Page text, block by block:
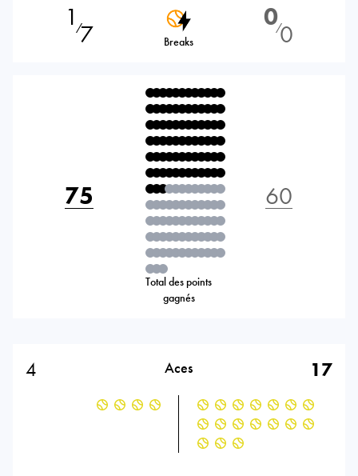
1 ⁄7 Breaks
0⁄0
75
Total des points
gagnés
60
4 Aces 17